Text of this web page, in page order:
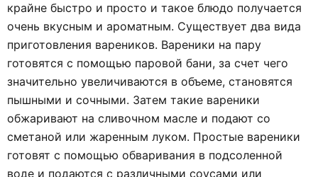
крайне быстро и просто и такое блюдо получается
очень вкусным и ароматным. Существует два вида
приготовления вареников. Вареники на пару
готовятся с помощью паровой бани, за счет чего
значительно увеличиваются в объеме, становятся
пышными и сочными. Затем такие вареники
обжаривают на сливочном масле и подают со
сметаной или жаренным луком. Простые вареники
готовят с помощью обваривания в подсоленной
воде и подаются с различными соусами или